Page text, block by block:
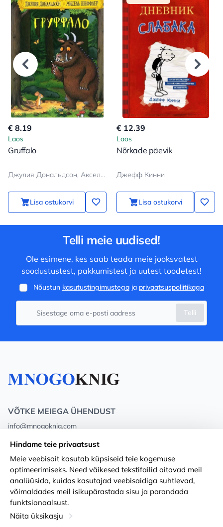
€ 8.19
Laos
Gruffalo
Джулия Дональдсон, Аксель Шеффлер
Lisa ostukorvi
€ 12.39
Laos
Nõrkade päevik
Джефф Кинни
Lisa ostukorvi
Telli meie uudised!
Ole esimene, kes saab teada meie jooksvatest
soodustustest, pakkumistest ja uutest toodetest!
Nõustun kasutustingimustegaja privaatsuspoliitikaga
Telli
VÕTKE MEIEGA ÜHENDUST
info@mnogoknig.com
Rīga, Augusta Deglava 69d, LV-1082
Meist
Poed
Kohaletoimetamine ja makse
Privacy Policy
Tingimused
Hindame teie privaatsust
Meie veebisait kasutab küpsiseid teie kogemuse
optimeerimiseks. Need väikesed tekstifailid aitavad meil
analüüsida, kuidas kasutajad veebisaidiga suhtlevad,
võimaldades meil isikupärastada sisu ja parandada
funktsionaalsust.
Näita üksikasju